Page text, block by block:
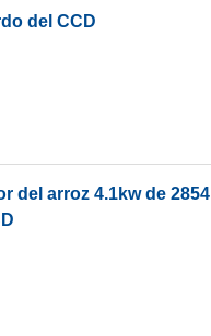
del CCD
del arroz 4.1kw de